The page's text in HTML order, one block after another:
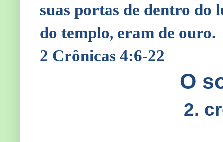
suas portas de dentro do
do templo, eram de ouro.
2 Crônicas 4:6-22
O
2.